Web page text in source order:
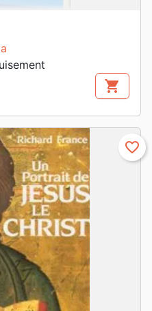
shopping_cart
favorite_border